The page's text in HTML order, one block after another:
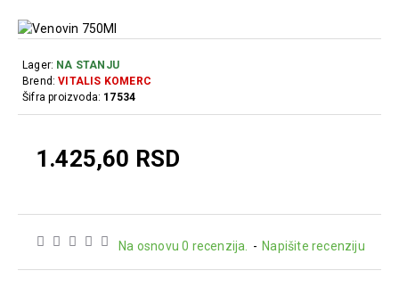
Na osnovu 0 recenzija. - Napišite recenziju
1.425,60 RSD
Lager: NA STANJU
Brend: VITALIS KOMERC
Šifra proizvoda: 17534